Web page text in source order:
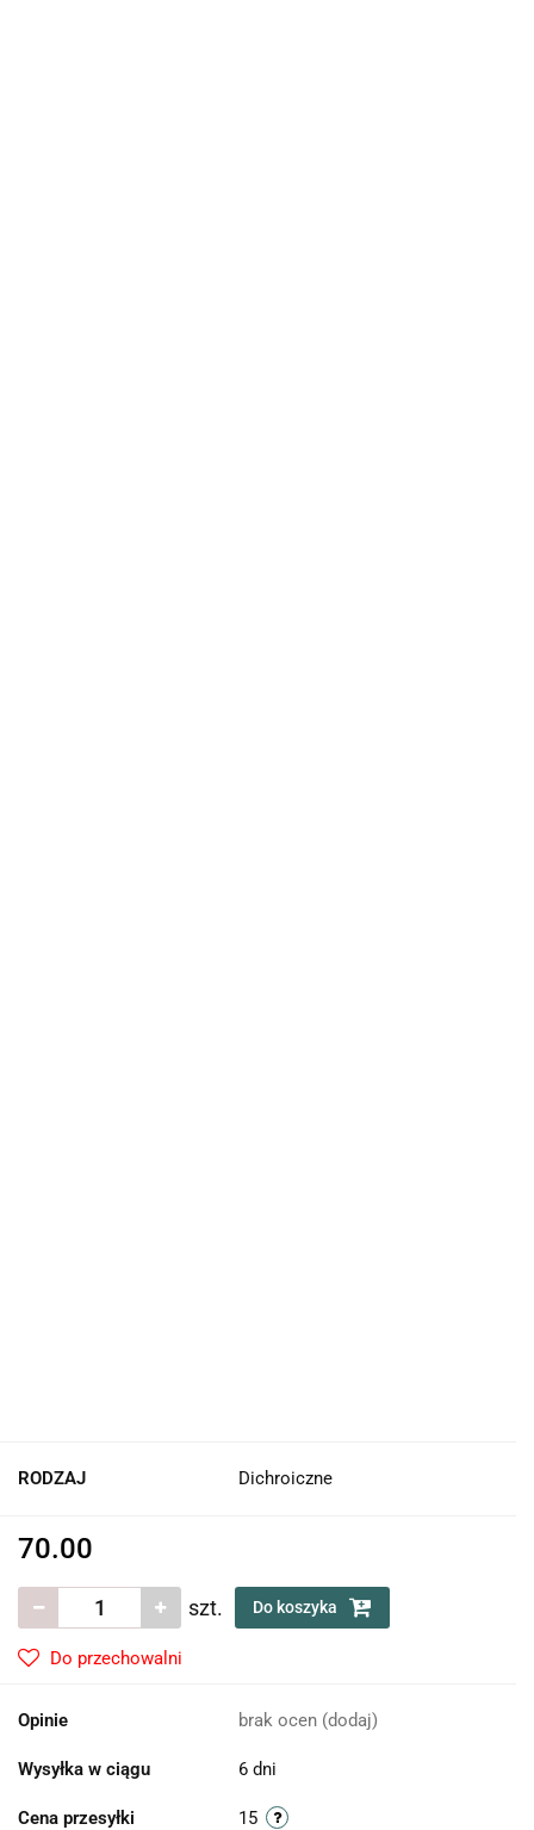
RODZAJ Dichroiczne
70.00
szt. Do koszyka
Do przechowalni
Opinie brak ocen (dodaj)
Wysyłka w ciągu 6 dni
Cena przesyłki 15